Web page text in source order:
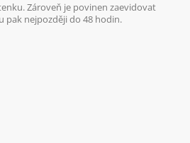
Zároveň je povinen zaevidovat
pak nejpozději do 48 hodin.